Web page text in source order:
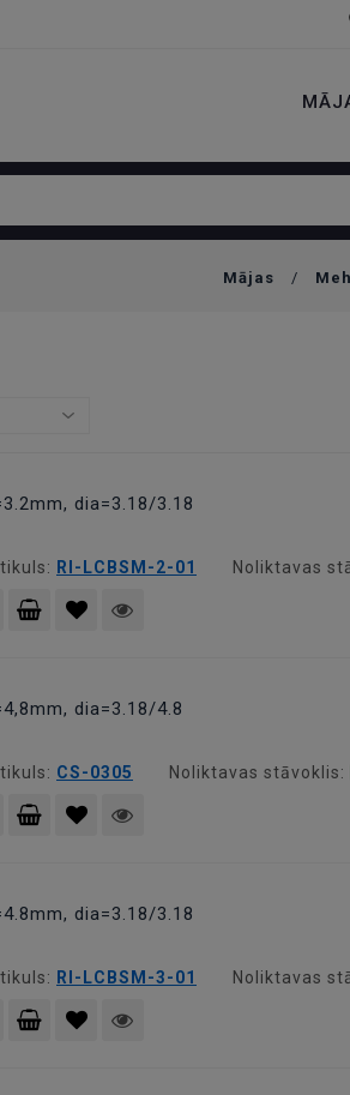
Mājas /
dia=3.18/3.18
RI-LCBSM-2-01 Noliktavas
dia=3.18/4.8
CS-0305 Noliktavas stāvoklis:
dia=3.18/3.18
RI-LCBSM-3-01 Noliktavas